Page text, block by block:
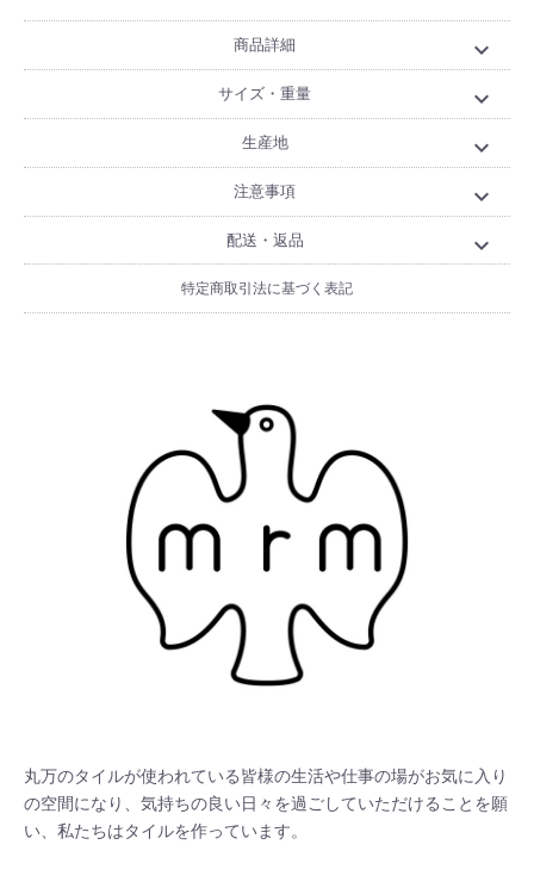
商品詳細 expand_more
サイズ・重量 expand_more
生産地 expand_more
注意事項 expand_more
配送・返品 expand_more
特定商取引法に基づく表記
丸万のタイルが使われている皆様の生活や仕事の場がお気に入り
の空間になり、気持ちの良い日々を過ごしていただけることを願
い、私たちはタイルを作っています。